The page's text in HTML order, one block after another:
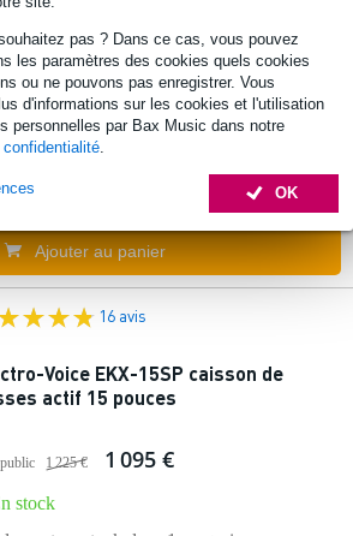
pas ? Dans ce cas, vous pouvez
les paramètres des cookies quels cookies
ou ne pouvons pas enregistrer. Vous
d'informations sur les cookies et l'utilisation
personnelles par Bax Music dans notre
.
OK
EON718S caisson de basses actif 18
avec Bluetooth
1 489 € 957 €
en stock dans
Ajouter au panier
16 avis
Voice EKX-15SP caisson de
actif 15 pouces
1 225 € 1 095 €
stock